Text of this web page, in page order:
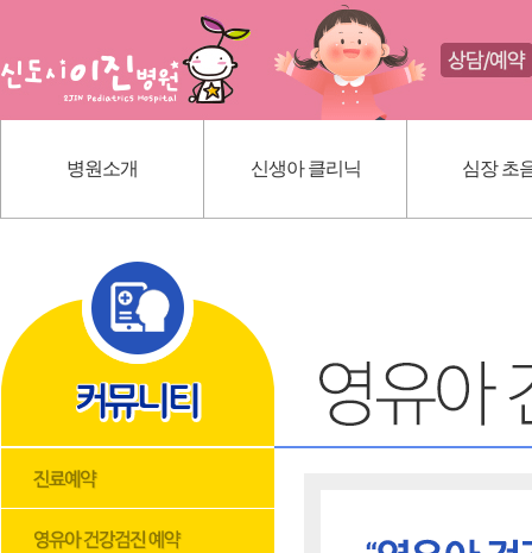
병원소개 신생아 클리닉 심장 초
인사말
의료진 소개
진료 안내
내부 시설
신생아 황달
딤플초음파